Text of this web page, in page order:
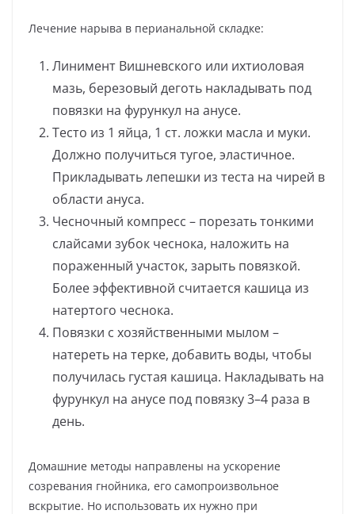
Лечение нарыва в перианальной складке:
Линимент Вишневского или ихтиоловая
мазь, березовый деготь накладывать под
повязки на фурункул на анусе.
Тесто из 1 яйца, 1 ст. ложки масла и муки.
Должно получиться тугое, эластичное.
Прикладывать лепешки из теста на чирей в
области ануса.
Чесночный компресс – порезать тонкими
слайсами зубок чеснока, наложить на
пораженный участок, зарыть повязкой.
Более эффективной считается кашица из
натертого чеснока.
Повязки с хозяйственными мылом –
натереть на терке, добавить воды, чтобы
получилась густая кашица. Накладывать на
фурункул на анусе под повязку 3–4 раза в
день.
Домашние методы направлены на ускорение
созревания гнойника, его самопроизвольное
вскрытие. Но использовать их нужно при